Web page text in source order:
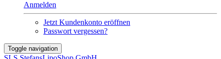
Anmelden
Jetzt Kundenkonto eröffnen
Passwort vergessen?
Toggle navigation